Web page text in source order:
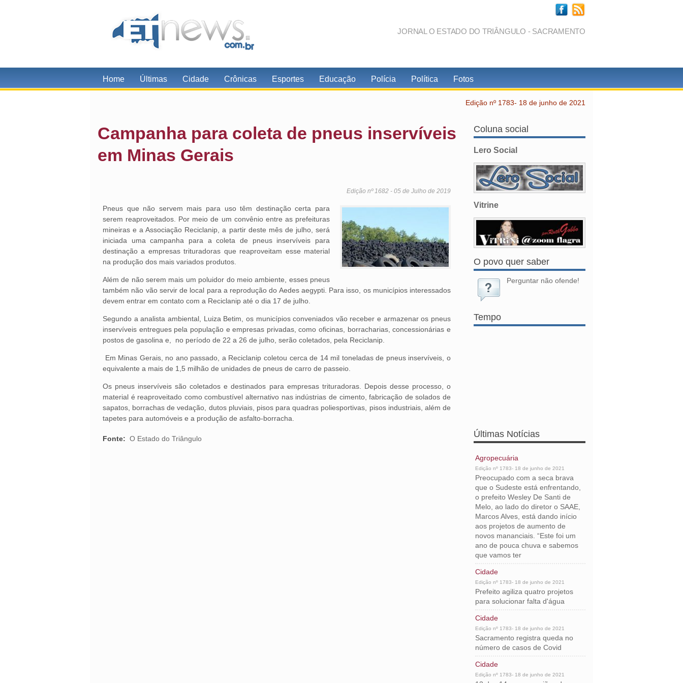
JORNAL O ESTADO DO TRIÂNGULO - SACRAMENTO
Home Últimas Cidade Crônicas Esportes Educação Polícia Política Fotos
Edição nº 1783- 18 de junho de 2021
Campanha para coleta de pneus inservíveis
em Minas Gerais
Edição nº 1682 - 05 de Julho de 2019
Pneus que não servem mais para uso têm destinação certa para
serem reaproveitados. Por meio de um convênio entre as prefeituras
mineiras e a Associação Reciclanip, a partir deste mês de julho, será
iniciada uma campanha para a coleta de pneus inservíveis para
destinação a empresas trituradoras que reaproveitam esse material
na produção dos mais variados produtos.
Além de não serem mais um poluidor do meio ambiente, esses pneus
também não vão servir de local para a reprodução do Aedes aegypti. Para isso, os municípios interessados
devem entrar em contato com a Reciclanip até o dia 17 de julho.
Segundo a analista ambiental, Luiza Betim, os municípios conveniados vão receber e armazenar os pneus
inservíveis entregues pela população e empresas privadas, como oficinas, borracharias, concessionárias e
postos de gasolina e, no período de 22 a 26 de julho, serão coletados, pela Reciclanip.
Em Minas Gerais, no ano passado, a Reciclanip coletou cerca de 14 mil toneladas de pneus inservíveis, o
equivalente a mais de 1,5 milhão de unidades de pneus de carro de passeio.
Os pneus inservíveis são coletados e destinados para empresas trituradoras. Depois desse processo, o
material é reaproveitado como combustível alternativo nas indústrias de cimento, fabricação de solados de
sapatos, borrachas de vedação, dutos pluviais, pisos para quadras poliesportivas, pisos industriais, além de
tapetes para automóveis e a produção de asfalto-borracha.
Fonte: O Estado do Triângulo
Coluna social
Lero Social
Vitrine
O povo quer saber
Perguntar não ofende!
Tempo
Últimas Notícias
Agropecuária
Edição nº 1783- 18 de junho de 2021
Preocupado com a seca brava
que o Sudeste está enfrentando,
o prefeito Wesley De Santi de
Melo, ao lado do diretor o SAAE,
Marcos Alves, está dando início
aos projetos de aumento de
novos mananciais. “Este foi um
ano de pouca chuva e sabemos
que vamos ter
Cidade
Edição nº 1783- 18 de junho de 2021
Prefeito agiliza quatro projetos
para solucionar falta d'água
Cidade
Edição nº 1783- 18 de junho de 2021
Sacramento registra queda no
número de casos de Covid
Cidade
Edição nº 1783- 18 de junho de 2021